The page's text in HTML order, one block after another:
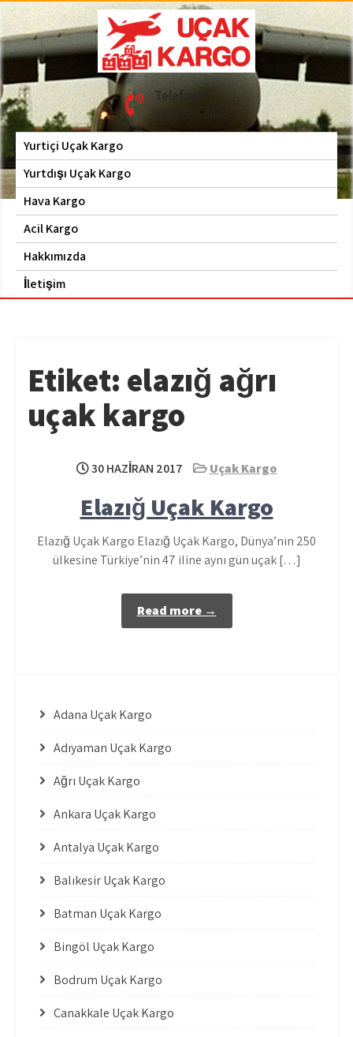
Skip
to
content
Hava Kargo | Acil Kargo
| 0535 653 6408
Uçak Kargo Telefon
0535 653 6408
Yurtiçi Uçak Kargo
Yurtdışı Uçak Kargo
Hava Kargo
Acil Kargo
Hakkımızda
İletişim
Etiket: elazığ ağrı
uçak kargo
30 HAZIRAN 2017 Uçak Kargo
Elazığ Uçak Kargo
Elazığ Uçak Kargo Elazığ Uçak Kargo, Dünya’nın 250
ülkesine Türkiye’nin 47 iline aynı gün uçak […]
Read more →
Adana Uçak Kargo
Adıyaman Uçak Kargo
Ağrı Uçak Kargo
Ankara Uçak Kargo
Antalya Uçak Kargo
Balıkesir Uçak Kargo
Batman Uçak Kargo
Bingöl Uçak Kargo
Bodrum Uçak Kargo
Çanakkale Uçak Kargo